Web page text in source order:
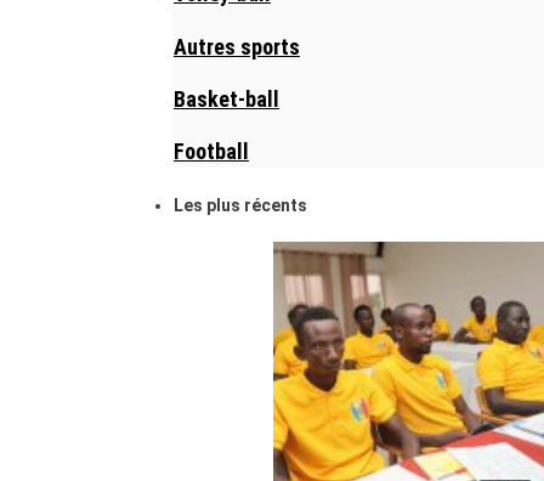
Autres sports
Basket-ball
Football
Les plus récents